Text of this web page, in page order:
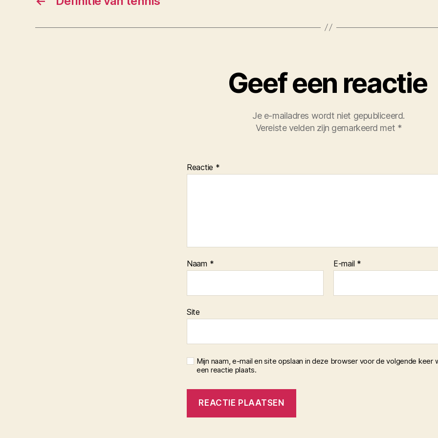
Geef een reactie
Je e-mailadres wordt niet gepubliceerd.
Vereiste velden zijn gemarkeerd met *
Reactie *
Naam * E-mail *
Site
Mijn naam, e-mail en site opslaan in deze browser voor de volgende keer
een reactie plaats.